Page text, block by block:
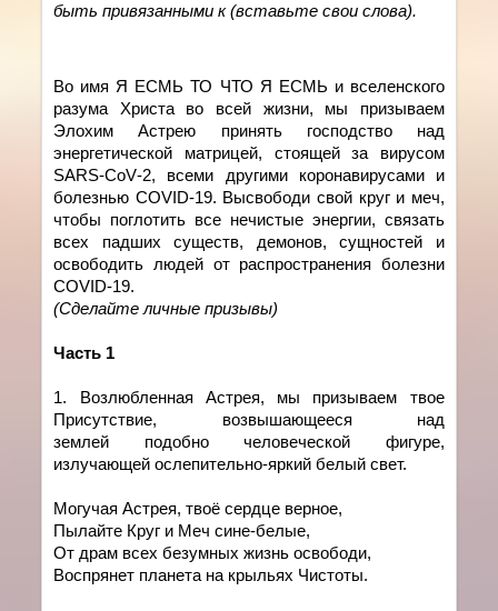
быть привязанными к (вставьте свои слова).
Во имя Я ЕСМЬ ТО ЧТО Я ЕСМЬ и вселенского
разума Христа во всей жизни, мы призываем
Элохим Астрею принять господство над
энергетической матрицей, стоящей за вирусом
SARS-CoV-2, всеми другими коронавирусами и
болезнью COVID-19. Высвободи свой круг и меч,
чтобы поглотить все нечистые энергии, связать
всех падших существ, демонов, сущностей и
освободить людей от распространения болезни
COVID-19.
(Сделайте личные призывы)
Часть 1
1. Возлюбленная Астрея, мы призываем твое
Присутствие, возвышающееся над
землей подобно человеческой фигуре,
излучающей ослепительно-яркий белый свет.
Могучая Астрея, твоё сердце верное,
Пылайте Круг и Меч сине-белые,
От драм всех безумных жизнь освободи,
Воспрянет планета на крыльях Чистоты.